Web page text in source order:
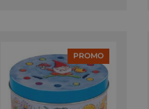
PROMO